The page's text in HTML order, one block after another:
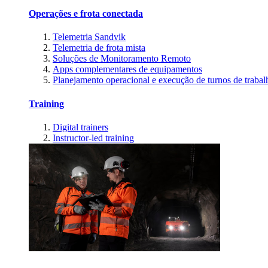
Operações e frota conectada
Telemetria Sandvik
Telemetria de frota mista
Soluções de Monitoramento Remoto
Apps complementares de equipamentos
Planejamento operacional e execução de turnos de
Training
Digital trainers
Instructor-led training